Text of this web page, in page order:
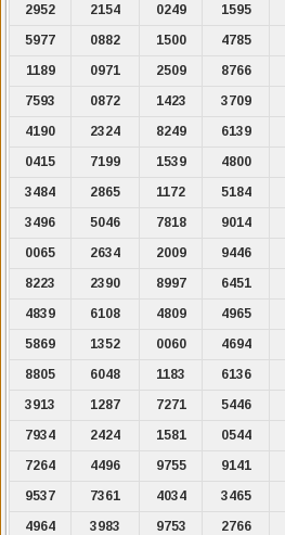
2952
2154 0249 1595
5977
0882 1500 4785
1189
0971 2509 8766
7593
0872 1423 3709
4190
2324 8249 6139
0415
7199 1539 4800
3484
2865 1172 5184
3496
5046 7818 9014
0065
2634 2009 9446
8223
2390 8997 6451
4839
6108 4809 4965
5869
1352 0060 4694
8805
6048 1183 6136
3913
1287 7271 5446
7934
2424 1581 0544
7264
4496 9755 9141
9537
7361 4034 3465
4964
3983 9753 2766